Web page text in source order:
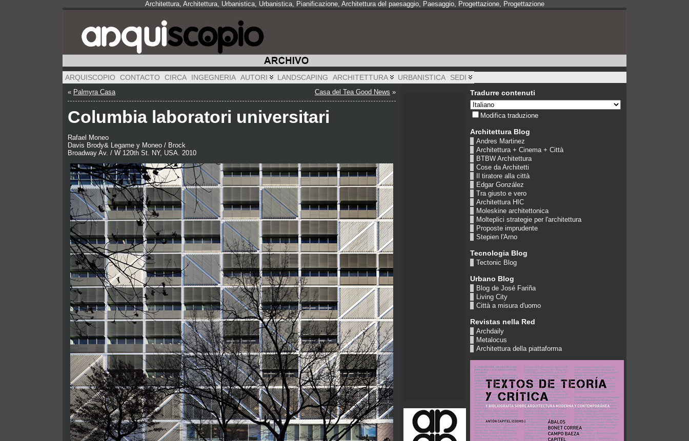
Architettura, Architettura, Urbanistica, Urbanistica, Pianificazione, Architettura del paesaggio, Paesaggio, Progettazione, Progettazione
ARQUISCOPIO CONTACTO CIRCA INGEGNERIA AUTORI LANDSCAPING ARCHITETTURA URBANISTICA SEDI
« Palmyra Casa Casa del Tea Good News »
Columbia laboratori universitari
Rafael Moneo
Davis Brody& Legame y Moneo / Brock
Broadway Av. / W 120th St. NY, USA. 2010
Tradurre contenuti
Modifica traduzione
Architettura Blog
Andres Martinez
Architettura + Cinema + Città
BTBW Architettura
Cose da Architetti
Il tiratore alla città
Edgar González
Tra giusto e vero
Architettura HIC
Moleskine architettonica
Molteplici strategie per l'architettura
Proposte imprudente
Stepien l'Arno
Tecnologia Blog
Tectonic Blog
Urbano Blog
Blog de José Fariña
Living City
Città a misura d'uomo
Revistas nella Red
Archdaily
Metalocus
Architettura della piattaforma